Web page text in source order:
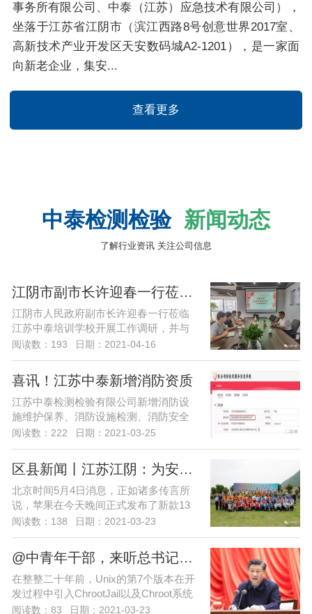
事务所有限公司、中泰（江苏）应急技术有限公司），
坐落于江苏省江阴市（滨江西路8号创意世界2017室、
高新技术产业开发区天安数码城A2-1201），是一家面
向新老企业，集安...
查看更多
中泰检测检验 新闻动态
了解行业资讯 关注公司信息
江阴市副市长许迎春一行莅临江苏中泰培
江阴市人民政府副市长许迎春一行莅临
江苏中泰培训学校开展工作调研，并与
我校主要负责人进行了座谈。...
阅读数：193 日期：2021-04-16
喜讯！江苏中泰新增消防资质
江苏中泰检测检验有限公司新增消防设
施维护保养、消防设施检测、消防安全
评估资质。...
阅读数：222 日期：2021-03-25
区县新闻丨江苏江阴：为安全生产工作披
北京时间5月4日消息，正如诸多传言所
说，苹果在今天晚间正式发布了新款13
英寸的MacBook Pro。这款全新的笔记
阅读数：138 日期：2021-03-23
@中青年干部，来听总书记讲授党的传家宝
在整整二十年前，Unix的第7个版本在开
发过程中引入ChrootJail以及Chroot系统
调用。Chrootjail被用于“ChangeRoot”，
阅读数：83 日期：2021-03-23